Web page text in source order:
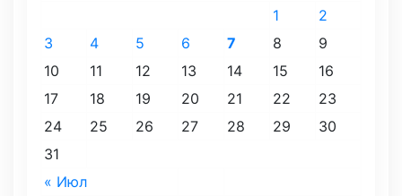
« Июл
1
2
3
4 5 6 7 8
9
10
11 12 13 14 15
16
17
18 19 20 21 22
23
24
25 26 27 28 29
30
31